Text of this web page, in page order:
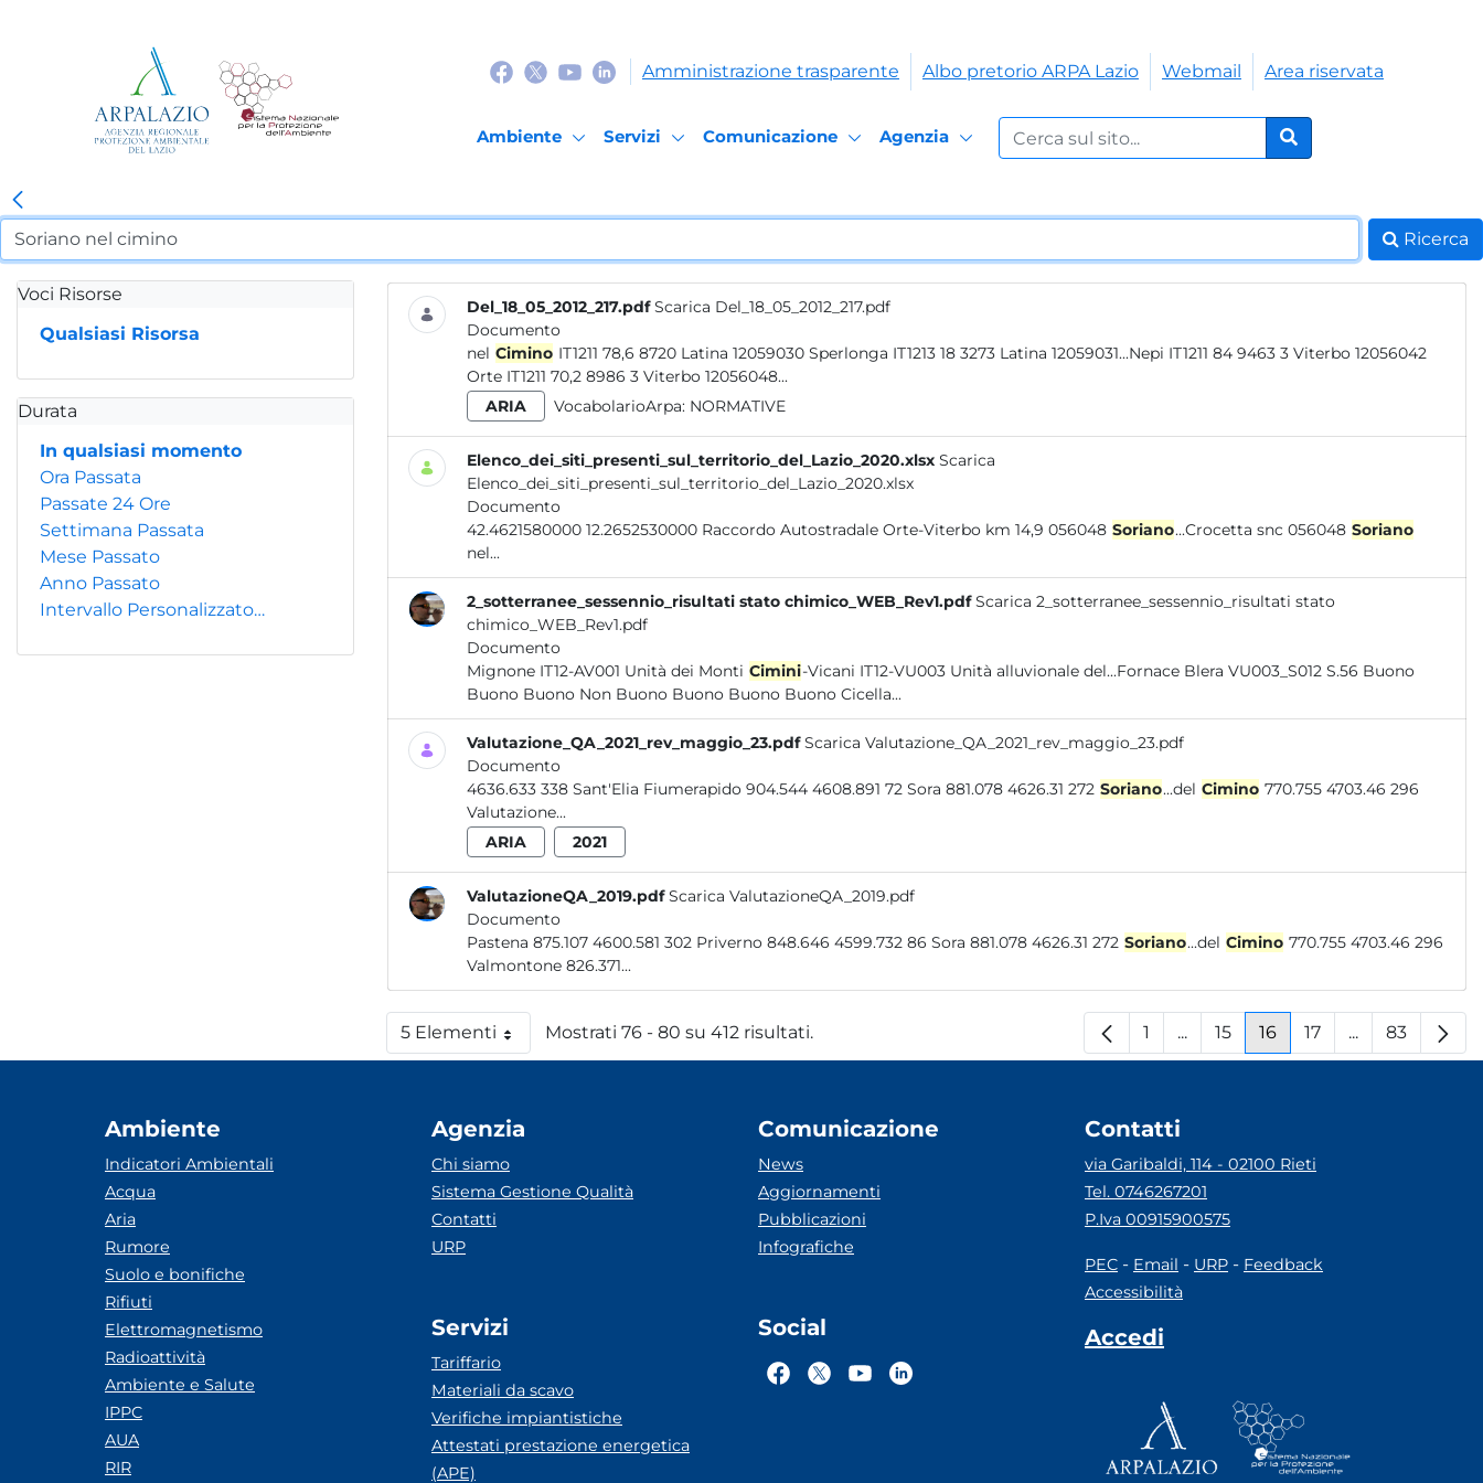
Amministrazione trasparente Albo pretorio ARPA Lazio Webmail Area riservata
Ambiente Servizi Comunicazione Agenzia
Cerca nel sito:
Cerca
Ricerca
Voci Risorse
Qualsiasi Risorsa
Durata
In qualsiasi momento
Ora Passata
Passate 24 Ore
Settimana Passata
Mese Passato
Anno Passato
Intervallo Personalizzato…
Del_18_05_2012_217.pdf Scarica Del_18_05_2012_217.pdf
Documento
nel Cimino IT1211 78,6 8720 Latina 12059030 Sperlonga IT1213 18 3273 Latina 12059031...Nepi IT1211 84 9463 3 Viterbo 12056042
Orte IT1211 70,2 8986 3 Viterbo 12056048...
ARIA
VocabolarioArpa: NORMATIVE
Elenco_dei_siti_presenti_sul_territorio_del_Lazio_2020.xlsx Scarica
Elenco_dei_siti_presenti_sul_territorio_del_Lazio_2020.xlsx
Documento
42.4621580000 12.2652530000 Raccordo Autostradale Orte-Viterbo km 14,9 056048 Soriano...Crocetta snc 056048 Soriano
nel...
2_sotterranee_sessennio_risultati stato chimico_WEB_Rev1.pdf Scarica 2_sotterranee_sessennio_risultati stato
chimico_WEB_Rev1.pdf
Documento
Mignone IT12-AV001 Unità dei Monti Cimini-Vicani IT12-VU003 Unità alluvionale del...Fornace Blera VU003_S012 S.56 Buono
Buono Buono Non Buono Buono Buono Buono Cicella...
Valutazione_QA_2021_rev_maggio_23.pdf Scarica Valutazione_QA_2021_rev_maggio_23.pdf
Documento
4636.633 338 Sant'Elia Fiumerapido 904.544 4608.891 72 Sora 881.078 4626.31 272 Soriano...del Cimino 770.755 4703.46 296
Valutazione...
ARIA
2021
ValutazioneQA_2019.pdf Scarica ValutazioneQA_2019.pdf
Documento
Pastena 875.107 4600.581 302 Priverno 848.646 4599.732 86 Sora 881.078 4626.31 272 Soriano...del Cimino 770.755 4703.46 296
Valmontone 826.371...
5 ElementiPer paginaMostrati 76 - 80 su 412 risultati. Pagina
1 ...Pagine intermedie
Pagina
15 Pagina
16 Pagina
17 ...PaginePagina
83
Ambiente
Indicatori Ambientali
Acqua
Aria
Rumore
Suolo e bonifiche
Rifiuti
Elettromagnetismo
Radioattività
Ambiente e Salute
IPPC
AUA
RIR
Agenzia
Chi siamo
Sistema Gestione Qualità
Contatti
URP
Servizi
Tariffario
Materiali da scavo
Verifiche impiantistiche
Attestati prestazione energetica
(APE)
Comunicazione
News
Aggiornamenti
Pubblicazioni
Infografiche
Social
Contatti
via Garibaldi, 114 - 02100 Rieti
Tel. 0746267201
P.Iva 00915900575
PEC - Email - URP - Feedback
Accessibilità
Accedi